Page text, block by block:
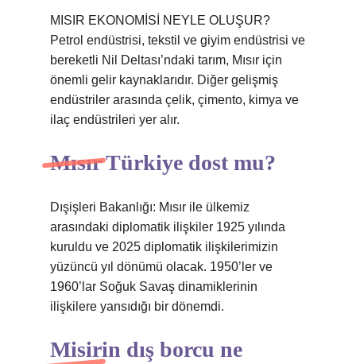
MISIR EKONOMİSİ NEYLE OLUŞUR?
Petrol endüstrisi, tekstil ve giyim endüstrisi ve
bereketli Nil Deltası’ndaki tarım, Mısır için
önemli gelir kaynaklarıdır. Diğer gelişmiş
endüstriler arasında çelik, çimento, kimya ve
ilaç endüstrileri yer alır.
Mısır Türkiye dost mu?
Dışişleri Bakanlığı: Mısır ile ülkemiz
arasındaki diplomatik ilişkiler 1925 yılında
kuruldu ve 2025 diplomatik ilişkilerimizin
yüzüncü yıl dönümü olacak. 1950’ler ve
1960’lar Soğuk Savaş dinamiklerinin
ilişkilere yansıdığı bir dönemdi.
Misirin dış borcu ne